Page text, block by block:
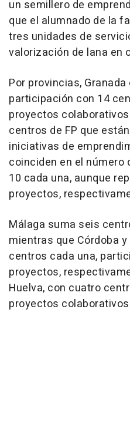
un semillero de
que el alumnado de la
tres unidades de
valorización de lana en
Por provincias,
participación con 14
proyectos
centros de FP que
iniciativas de
coinciden en el
10 cada una, aunque
proyectos,
Málaga suma seis
mientras que Córdoba
centros cada una,
proyectos,
Huelva, con cuatro
proyectos